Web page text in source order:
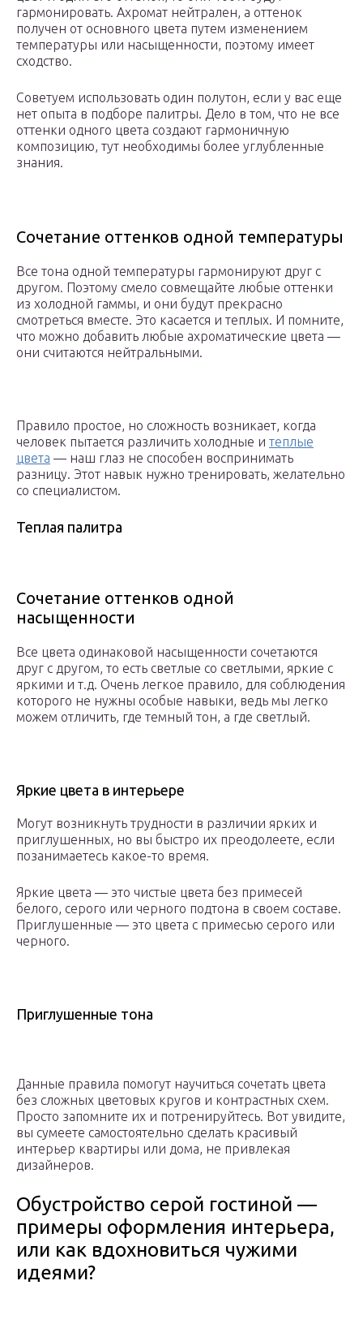
гармонировать. Ахромат нейтрален, а оттенок
получен от основного цвета путем изменением
температуры или насыщенности, поэтому имеет
сходство.
Советуем использовать один полутон, если у вас еще
нет опыта в подборе палитры. Дело в том, что не все
оттенки одного цвета создают гармоничную
композицию, тут необходимы более углубленные
знания.
Сочетание оттенков одной температуры
Все тона одной температуры гармонируют друг с
другом. Поэтому смело совмещайте любые оттенки
из холодной гаммы, и они будут прекрасно
смотреться вместе. Это касается и теплых. И помните,
что можно добавить любые ахроматические цвета —
они считаются нейтральными.
Правило простое, но сложность возникает, когда
человек пытается различить холодные и теплые
цвета — наш глаз не способен воспринимать
разницу. Этот навык нужно тренировать, желательно
со специалистом.
Теплая палитра
Сочетание оттенков одной
насыщенности
Все цвета одинаковой насыщенности сочетаются
друг с другом, то есть светлые со светлыми, яркие с
яркими и т.д. Очень легкое правило, для соблюдения
которого не нужны особые навыки, ведь мы легко
можем отличить, где темный тон, а где светлый.
Яркие цвета в интерьере
Могут возникнуть трудности в различии ярких и
приглушенных, но вы быстро их преодолеете, если
позанимаетесь какое-то время.
Яркие цвета — это чистые цвета без примесей
белого, серого или черного подтона в своем составе.
Приглушенные — это цвета с примесью серого или
черного.
Приглушенные тона
Данные правила помогут научиться сочетать цвета
без сложных цветовых кругов и контрастных схем.
Просто запомните их и потренируйтесь. Вот увидите,
вы сумеете самостоятельно сделать красивый
интерьер квартиры или дома, не привлекая
дизайнеров.
Обустройство серой гостиной —
примеры оформления интерьера,
или как вдохновиться чужими
идеями?